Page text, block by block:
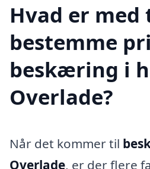
Hvad er
bestemme
beskæring i
Overlade?
Når det kommer til
Overlade, er der flere